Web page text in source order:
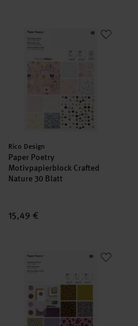
beere 270g/m² 20 Blatt Hot
Paper Poetry
Hersteller:
Rico Design
Paper Poetry
Motivpapierblock Crafted
Nature 30 Blatt
15,49 €
marmoriert 21x30cm 30 Blatt
Paper Poetry Motivpapierblock